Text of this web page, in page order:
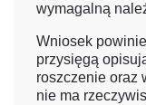
wymagalną
Wniosek
przysięgą
roszczenie oraz
nie ma